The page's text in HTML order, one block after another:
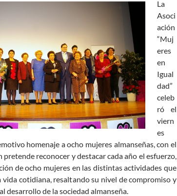
La
Asoci
ación
“Muj
eres
en
Igual
dad”
celeb
ró el
viern
es
homenaje a ocho mujeres almanseñas, con el
pretende reconocer y destacar cada año el esfuerzo,
de ocho mujeres en las distintas actividades que
vida cotidiana, resaltando su nivel de compromiso y
desarrollo de la sociedad almanseña.